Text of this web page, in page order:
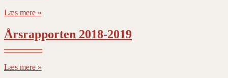
Læs mere »
Årsrapporten 2018-2019
Læs mere »